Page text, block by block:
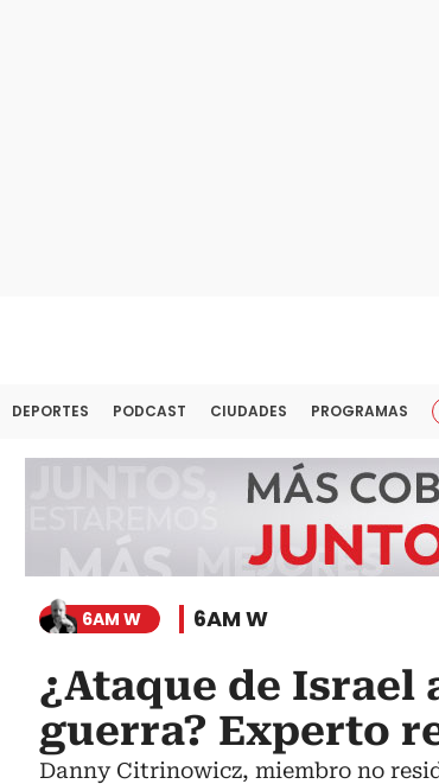
DEPORTES PODCAST CIUDADES PROGRAMAS
6AM W 6AM W
¿Ataque de Israel
guerra? Experto
Danny Citrinowicz, miembro no